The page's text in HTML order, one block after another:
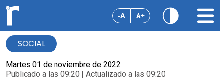
-A A+
SOCIAL
Martes 01 de noviembre de 2022
Publicado a las 09:20 | Actualizado a las 09:20